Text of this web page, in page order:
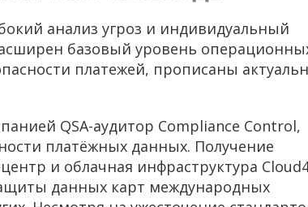
анализ угроз и индивидуальный
базовый уровень
платежей, прописаны
QSA-аудитор Compliance Control,
платёжных данных. Получение
и облачная инфраструктура
данных карт международных